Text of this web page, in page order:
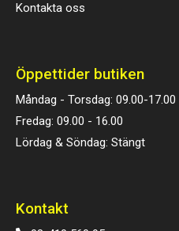
Kontakta oss
Öppettider butiken
Måndag - Torsdag: 09.00-17.00
Fredag: 09.00 - 16.00
Lördag & Söndag: Stängt
Kontakt